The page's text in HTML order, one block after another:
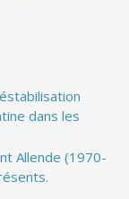
dans les
Allende (1970-